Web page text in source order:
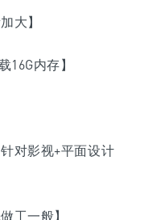
大】
16G内存】
对影视+平面设计
工一般】